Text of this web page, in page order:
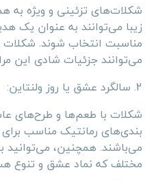
شکلات‌های تزئینی و ویژه به
زیبا می‌توانند به عنوان یک
مناسبت انتخاب شوند.
می‌توانند جزئیات شادی این
2. سالگرد عشق یا روز ولنتاین:
شکلات با طعم‌ها و طرح‌های
بندی‌های رمانتیک مناسب
می‌باشند. همچنین،
مختلف که نماد عشق و تنوع